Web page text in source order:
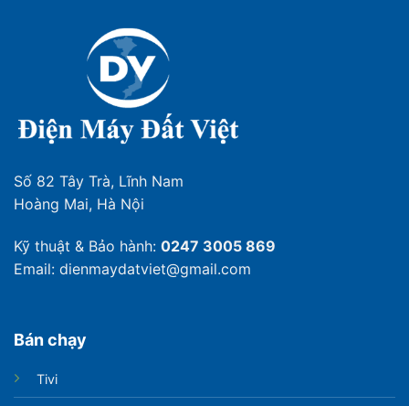
Số 82 Tây Trà, Lĩnh Nam
Hoàng Mai, Hà Nội
Kỹ thuật & Bảo hành: 0247 3005 869
Email: dienmaydatviet@gmail.com
Bán chạy
Tivi